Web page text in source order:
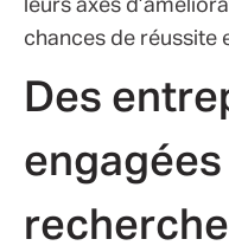
leurs axes
chances de réussite
Des
engagées